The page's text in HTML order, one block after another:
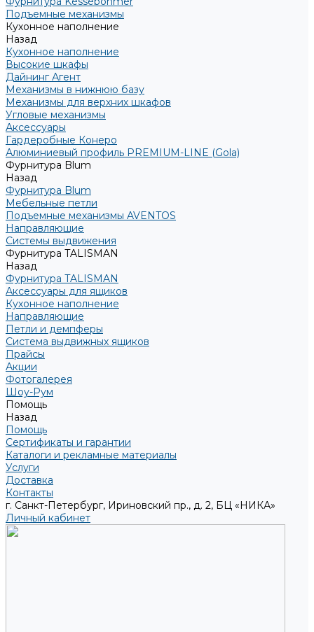
Подъемные механизмы
Кухонное наполнение
Назад
Кухонное наполнение
Высокие шкафы
Дайнинг Агент
Механизмы в нижнюю базу
Механизмы для верхних шкафов
Угловые механизмы
Аксессуары
Гардеробные Конеро
Алюминиевый профиль PREMIUM-LINE (Gola)
Фурнитура Blum
Назад
Фурнитура Blum
Мебельные петли
Подъемные механизмы AVENTOS
Направляющие
Системы выдвижения
Фурнитура TALISMAN
Назад
Фурнитура TALISMAN
Аксессуары для ящиков
Кухонное наполнение
Направляющие
Петли и демпферы
Система выдвижных ящиков
Прайсы
Акции
Фотогалерея
Шоу-Рум
Помощь
Назад
Помощь
Сертификаты и гарантии
Каталоги и рекламные материалы
Услуги
Доставка
Контакты
г. Санкт-Петербург, Ириновский пр., д. 2, БЦ «НИКА»
Личный кабинет